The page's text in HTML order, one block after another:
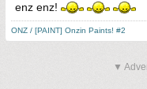
enz enz!
ONZ / [PAINT] Onzin Paints! #2
▼